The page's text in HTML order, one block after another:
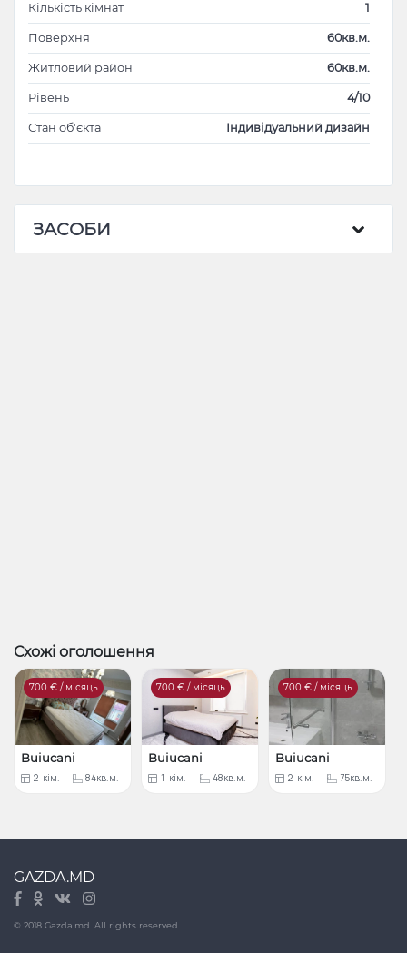
Кількість кімнат 1
Поверхня 60кв.м.
Житловий район 60кв.м.
Рівень 4/10
Стан об'єкта Індивідуальний дизайн
ЗАСОБИ
Схожі оголошення
700 € / місяць
Buiucani
2 кім. 84кв.м.
700 € / місяць
Buiucani
1 кім. 48кв.м.
700 € / місяць
Buiucani
2 кім. 75кв.м.
GAZDA.MD
© 2018 Gazda.md. All rights reserved